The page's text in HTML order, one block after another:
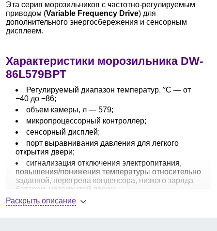
Эта серия морозильников с частотно-регулируемым
приводом (Variable Frequency Drive) для
дополнительного энергосбережения и сенсорным
дисплеем.
Характеристики морозильника DW-
86L579BPT
Регулируемый диапазон температур, °С — от
−40 до −86;
объем камеры, л — 579;
микропроцессорный контроллер;
сенсорный дисплей;
порт выравнивания давления для легкого
открытия двери;
сигнализация отключения электропитания,
повышения/понижения температуры относительно
заданной, перегрева конденсора, низкого заряда
батареи, незакрытой двери;
USB интерфейс;
Раскрыть описание